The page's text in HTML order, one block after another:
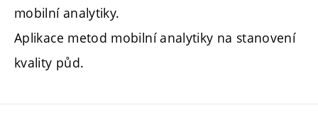
mobilní analytiky.
Aplikace metod mobilní analytiky na stanovení
kvality půd.